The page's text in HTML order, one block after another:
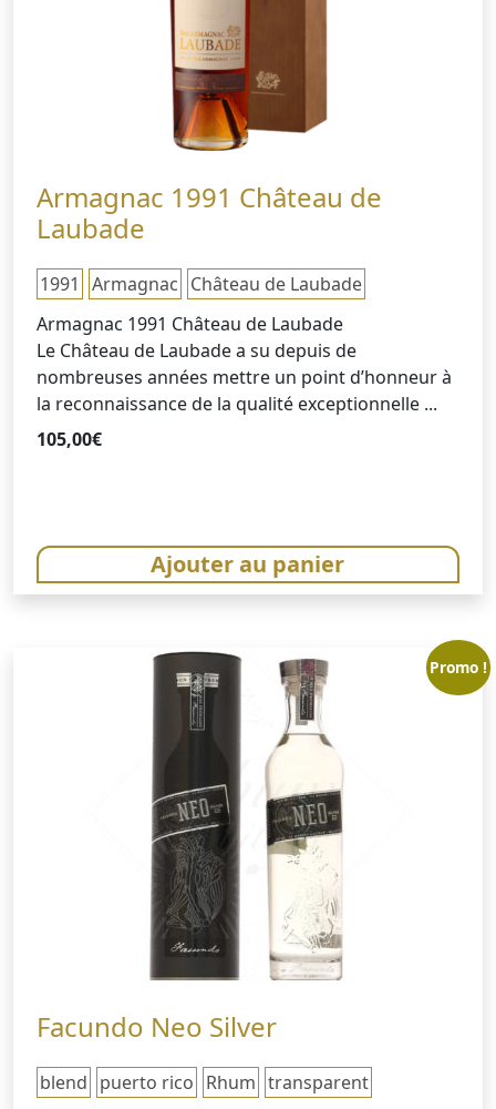
Armagnac 1991 Château de
Laubade
1991 Armagnac Château de Laubade
Armagnac 1991 Château de Laubade
Le Château de Laubade a su depuis de
nombreuses années mettre un point d’honneur à
la reconnaissance de la qualité exceptionnelle ...
105,00€
Ajouter au panier
Promo !
Facundo Neo Silver
blend puerto rico Rhum transparent